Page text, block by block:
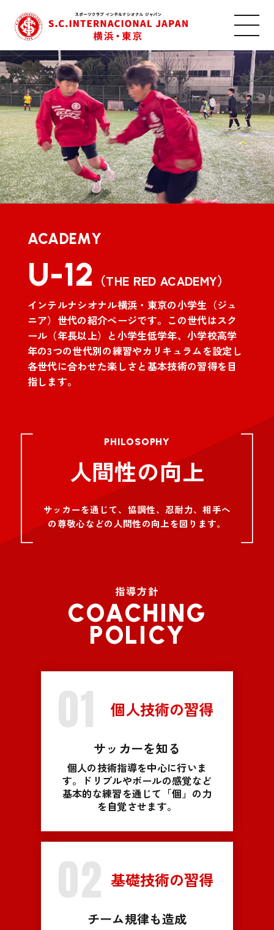
ACADEMY
U-12 （THE RED ACADEMY）
インテルナシオナル横浜・東京の小学生（ジュ
ニア）世代の紹介ページです。この世代はスク
ール（年長以上）と小学生低学年、小学校高学
年の3つの世代別の練習やカリキュラムを設定し
各世代に合わせた楽しさと基本技術の習得を目
指します。
PHILOSOPHY
人間性の向上
サッカーを通じて、協調性、忍耐力、相手へ
の尊敬心などの人間性の向上を図ります。
指導方針
COACHING
POLICY
01 個人技術の習得
サッカーを知る
個人の技術指導を中心に行いま
す。ドリブルやボールの感覚など
基本的な練習を通じて「個」の力
を自覚させます。
02 基礎技術の習得
チーム規律も造成